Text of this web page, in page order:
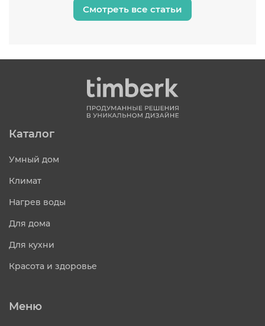
Смотреть все статьи
Каталог
Умный дом
Климат
Нагрев воды
Для дома
Для кухни
Красота и здоровье
Меню